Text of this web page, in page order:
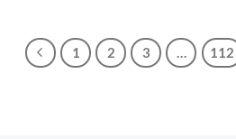
1 2 3 112